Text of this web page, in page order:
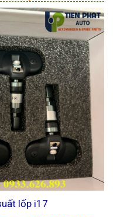
lốp i17